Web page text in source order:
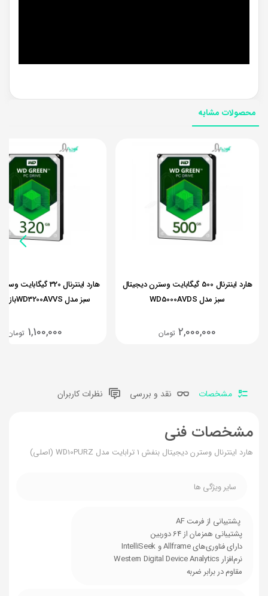
محصولات مشابه
هارد اینترنال 500 گیگابایت وسترن دیجیتال
سبز مدل WD5000AVDS
2,000,000 تومان
هارد‌ اینترنال 320
سبز مدل WD3200AVVSبازیابی شده
1,100,000 تومان
مشخصات نقد و بررسی نظرات کاربران
مشخصات فنی
هارد اینترنال وسترن دیجیتال بنفش 1 ترابایت مدل WD10PURZ (اصلی)
سایر ویژگی ها
پشتیبانی از فرمت AF
پشتیبانی همزمان از 64 دوربین
دارای فناوری‌های Allframe و IntelliSeek
نرم‌افزار Western Digital Device Analytics
مقاوم در برابر ضربه